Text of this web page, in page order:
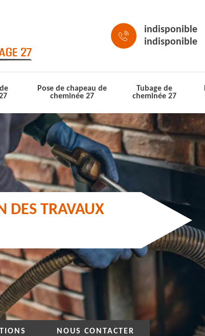
indisponible
indisponible
Pose de chapeau de
cheminée 27
Tubage de
cheminée 27
DES TRAVAUX
NOUS CONTACTER